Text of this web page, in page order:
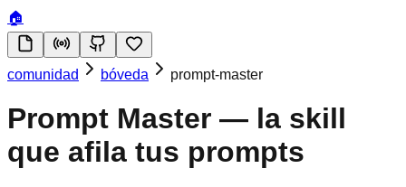
🏠
comunidad bóveda prompt-master
Prompt Master — la skill
que afila tus prompts